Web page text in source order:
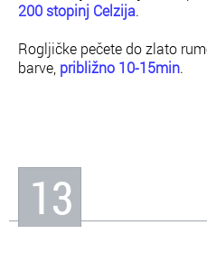
200 stopinj Celzija.
Rogljičke pečete do zlato
barve, približno 10-15min.
13